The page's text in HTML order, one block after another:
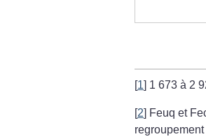
[1] 1 673 à 2
[2] Feuq et